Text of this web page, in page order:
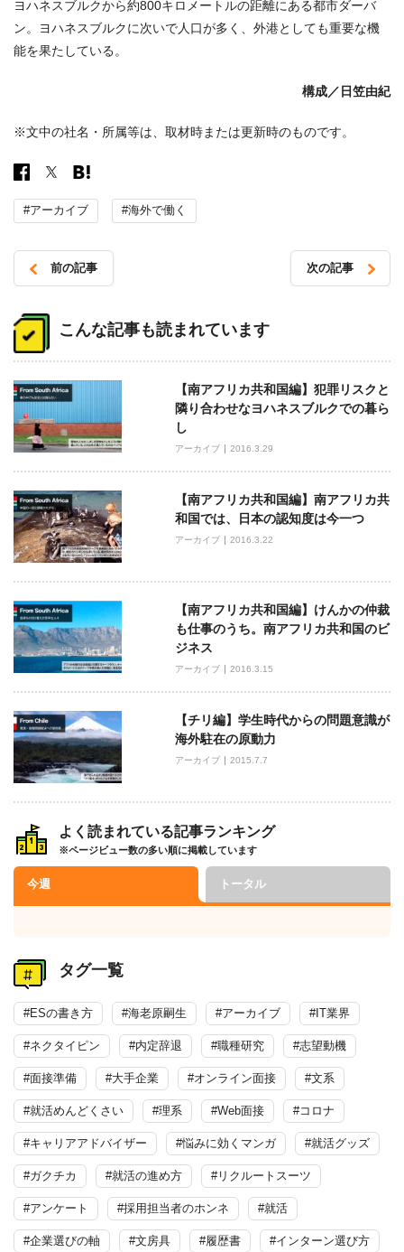
ヨハネスブルクから約800キロメートルの距離にある都市ダーバ
ン。ヨハネスブルクに次いで人口が多く、外港としても重要な機
能を果たしている。
構成／ 日笠由紀
※文中の社名・所属等は、取材時または更新時のものです。
#アーカイブ #海外で働く
稿
ナ
ゲ
ー
シ
ョ
ン
前の記事 次の記事
こんな記事も読まれています
【南アフリカ共和国編】犯罪リスクと
隣り合わせなヨハネスブルクでの暮ら
し
アーカイブ 2016.3.29
【南アフリカ共和国編】南アフリカ共
和国では、日本の認知度は今一つ
アーカイブ 2016.3.22
【南アフリカ共和国編】けんかの仲裁
も仕事のうち。南アフリカ共和国のビ
ジネス
アーカイブ 2016.3.15
【チリ編】学生時代からの問題意識が
海外駐在の原動力
アーカイブ 2015.7.7
よく読まれている記事ランキング
※ページビュー数の多い順に掲載しています
今週 トータル
タグ一覧
#ESの書き方 #海老原嗣生 #アーカイブ #IT業界
#ネクタイピン #内定辞退 #職種研究 #志望動機
#面接準備 #大手企業 #オンライン面接 #文系
#就活めんどくさい #理系 #Web面接 #コロナ
#キャリアアドバイザー #悩みに効くマンガ #就活グッズ
#ガクチカ #就活の進め方 #リクルートスーツ
#アンケート #採用担当者のホンネ #就活
#企業選びの軸 #文房具 #履歴書 #インターン選び方